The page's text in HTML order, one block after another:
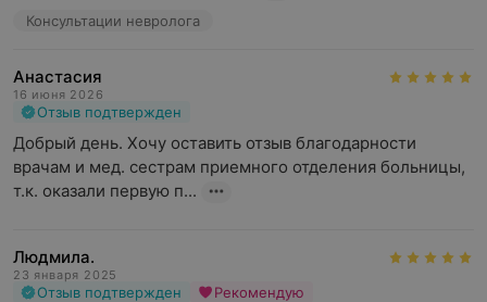
Консультации невролога
Анастасия
16 июня 2026
Отзыв подтвержден
Добрый день. Хочу оставить отзыв благодарности
врачам и мед. сестрам приемного отделения больницы,
т.к. оказали первую п...
Людмила.
23 января 2025
Отзыв подтвержден Рекомендую